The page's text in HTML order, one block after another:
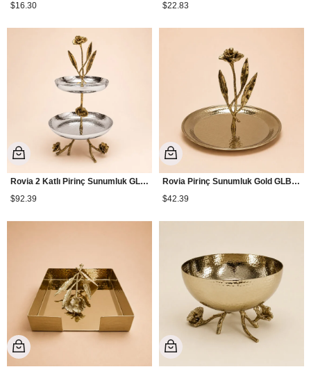
$16.30
$22.83
Rovia 2 Katlı Pirinç Sunumluk GLB-52
$92.39
Rovia Pirinç Sunumluk Gold GLB-29
$42.39